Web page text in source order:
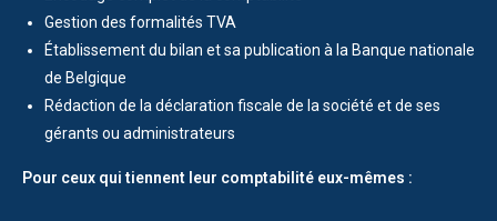
Gestion des formalités TVA
Établissement du bilan et sa publication à la Banque nationale
de Belgique
Rédaction de la déclaration fiscale de la société et de ses
gérants ou administrateurs
Pour ceux qui tiennent leur comptabilité eux-mêmes :